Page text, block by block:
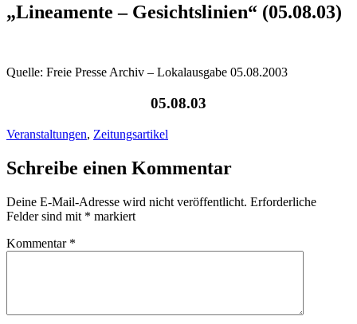
„Lineamente – Gesichtslinien“ (05.08.03)
Quelle: Freie Presse Archiv – Lokalausgabe 05.08.2003
05.08.03
Veranstaltungen, Zeitungsartikel
Schreibe einen Kommentar
Deine E-Mail-Adresse wird nicht veröffentlicht. Erforderliche
Felder sind mit * markiert
Kommentar *